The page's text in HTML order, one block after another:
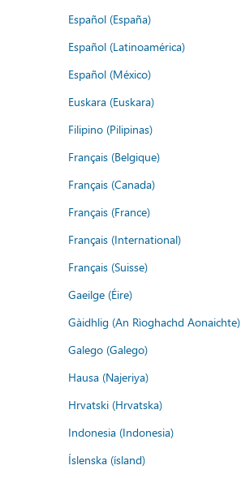
Español (España)
Español (Latinoamérica)
Español (México)
Euskara (Euskara)
Filipino (Pilipinas)
Français (Belgique)
Français (Canada)
Français (France)
Français (International)
Français (Suisse)
Gaeilge (Éire)
Gàidhlig (An Rìoghachd Aonaichte)
Galego (Galego)
Hausa (Najeriya)
Hrvatski (Hrvatska)
Indonesia (Indonesia)
Íslenska (ísland)